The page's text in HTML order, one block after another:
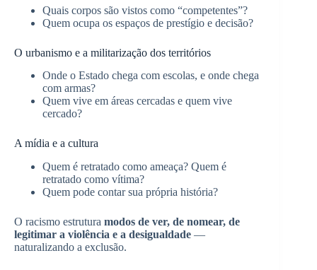
Quais corpos são vistos como “competentes”?
Quem ocupa os espaços de prestígio e decisão?
O urbanismo e a militarização dos territórios
Onde o Estado chega com escolas, e onde chega
com armas?
Quem vive em áreas cercadas e quem vive
cercado?
A mídia e a cultura
Quem é retratado como ameaça? Quem é
retratado como vítima?
Quem pode contar sua própria história?
O racismo estrutura modos de ver, de nomear, de
legitimar a violência e a desigualdade —
naturalizando a exclusão.